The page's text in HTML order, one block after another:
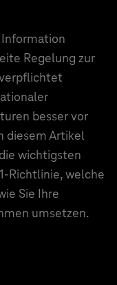
Regelung zur
besser vor
diesem Artikel
wichtigsten
Richtlinie, welche
Sie Ihre
umsetzen.